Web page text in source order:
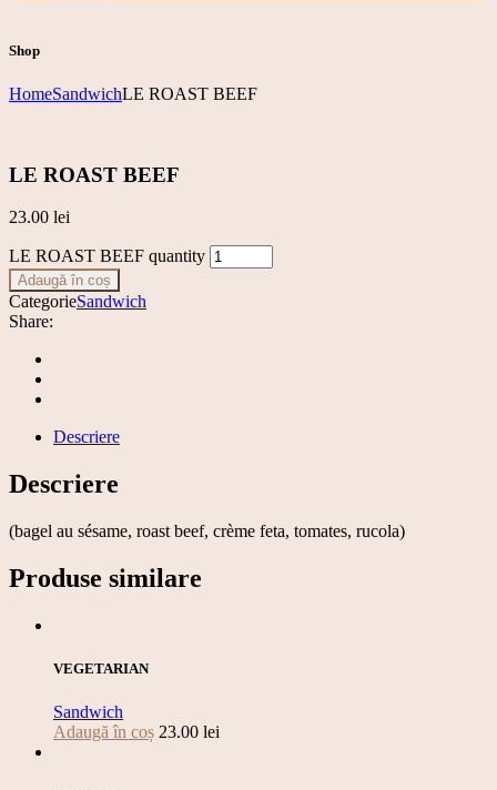
Shop
HomeSandwichLE ROAST BEEF
LE ROAST BEEF
23.00 lei
LE ROAST BEEF quantity
Adaugă în coș
CategorieSandwich
Share:
Descriere
Descriere
(bagel au sésame, roast beef, crème feta, tomates, rucola)
Produse similare
VEGETARIAN
Sandwich
Adaugă în coș 23.00 lei